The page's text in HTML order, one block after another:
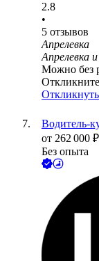
2.8
•
5 отзывов
Апрелевка
Апрелевка
Можно без
Водитель-
от 262 000 ₽
Без опыта